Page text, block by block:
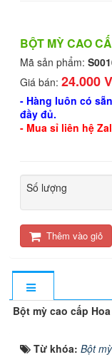
BỘT MỲ CAO
Mã sản phẩm:
Giá bán: 24.000
- Hàng luôn có
đầy đủ.
- Mua sỉ liên hệ
Số lượng
Thêm vào giỏ
Bột mỳ cao cấp
Từ khóa: Bột